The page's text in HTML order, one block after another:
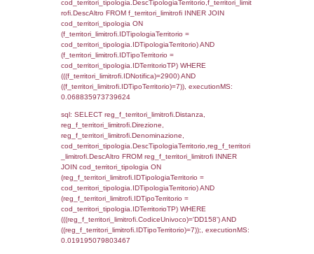
f_territori_limitrofi.Direzione,
f_territori_limitrofi.Denominazione,
f_territori_limitrofi.DescAltro,
f_territori_limitrofi INNER JOIN
(f_territori_limitrofi.IDTipologiaTerritorio =
(f_territori_limitrofi.IDTipoTerritorio =
cod_territori_tipologia.IDTerritorioTP)
(((f_territori_limitrofi.IDNotifica)=2900) AND
((f_territori_limitrofi.IDTipoTerritorio)=2)),
0.068244218826294
sql: SELECT
reg_f_territori_limitrofi.Direzione,
reg_f_territori_limitrofi.Denominazione,